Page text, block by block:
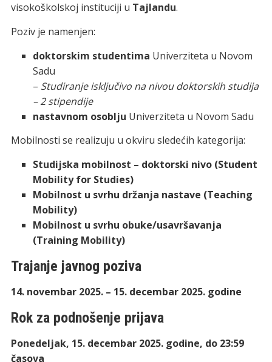
visokoškolskoj instituciji u Tajlandu.
Poziv je namenjen:
doktorskim studentima Univerziteta u Novom
Sadu
– Studiranje isključivo na nivou doktorskih studija
– 2 stipendije
nastavnom osoblju Univerziteta u Novom Sadu
Mobilnosti se realizuju u okviru sledećih kategorija:
Studijska mobilnost – doktorski nivo (Student
Mobility for Studies)
Mobilnost u svrhu držanja nastave (Teaching
Mobility)
Mobilnost u svrhu obuke/usavršavanja
(Training Mobility)
Trajanje javnog poziva
14. novembar 2025. – 15. decembar 2025. godine
Rok za podnošenje prijava
Ponedeljak, 15. decembar 2025. godine, do 23:59
časova